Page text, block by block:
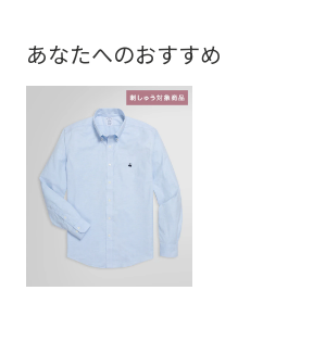
あなたへのおすすめ